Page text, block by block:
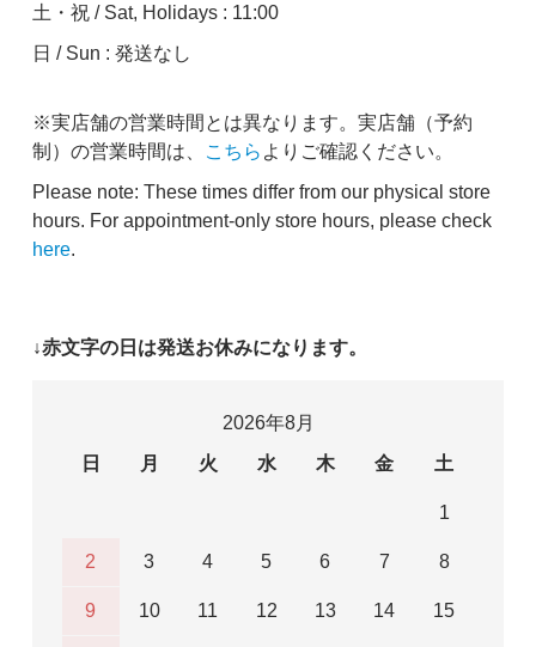
土・祝 / Sat, Holidays : 11:00
日 / Sun : 発送なし
※実店舗の営業時間とは異なります。実店舗（予約
制）の営業時間は、
こちら よりご確認ください。
Please note: These times differ from our physical store
hours. For appointment-only store hours, please check
here.
↓赤文字の日は発送お休みになります。
2026年8月
日
月 火 水 木 金 土
1
2 3 4 5 6 7 8
9 10 11 12 13 14 15